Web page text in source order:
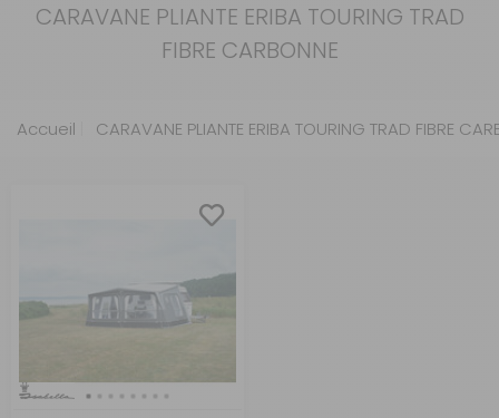
CARAVANE PLIANTE ERIBA TOURING TRAD
FIBRE CARBONNE
Accueil CARAVANE PLIANTE ERIBA TOURING TRAD FIBRE